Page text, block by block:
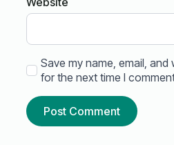
Save my name, email,
for the next time I